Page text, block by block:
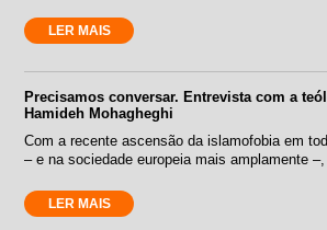
LER MAIS
Precisamos conversar. Entrevista com a
Hamideh Mohagheghi
Com a recente ascensão da islamofobia em
– e na sociedade europeia mais amplamente
LER MAIS